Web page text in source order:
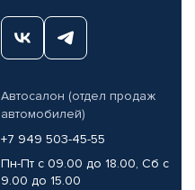
Автосалон (отдел продаж
автомобилей)
+7 949 503-45-55
Пн-Пт с 09.00 до 18.00, Сб с
9.00 до 15.00